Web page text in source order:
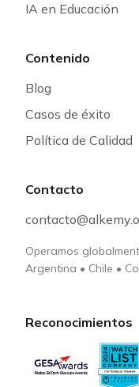
IA en Educación
Contenido
Blog
Casos de éxito
Política de Calidad
Contacto
Operamos
Argentina • Chile •
Reconocimientos